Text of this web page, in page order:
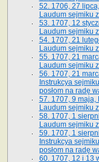
52. 1706, 27
Laudum sejmiku
53. 1707, 12
Laudum sejmiku
54. 1707, 21
Laudum sejmiku
55. 1707, 21
Laudum sejmiku
56. 1707, 21
Instrukcya
posłom na radę
57. 1707, 9 maja,
Laudum sejmiku
58. 1707, 1
Laudum sejmiku
59. 1707, 1
Instrukcya
posłom na radę
60. 1707, 12 i 13